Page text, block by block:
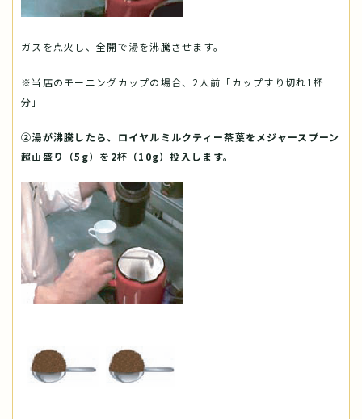
ガスを点火し、全開で湯を沸騰させます。
※当店のモーニングカップの場合、2人前「カップすり切れ1杯
分」
②湯が沸騰したら、ロイヤルミルクティー茶葉をメジャースプーン
超山盛り（5g）を2杯（10g）投入します。